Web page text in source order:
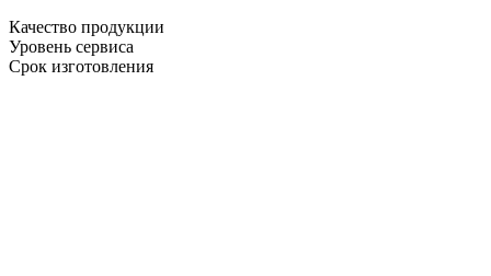
Качество продукции
Уровень сервиса
Срок изготовления